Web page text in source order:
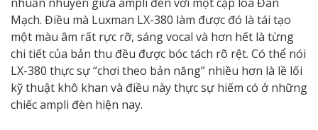
Mạch. Điều mà Luxman LX-380 làm được đó là tái tạo
một màu âm rất rực rỡ, sáng vocal và hơn hết là từng
chi tiết của bản thu đều được bóc tách rõ rệt. Có thể nói
LX-380 thực sự “chơi theo bản năng” nhiều hơn là lề lối
kỹ thuật khô khan và điều này thực sự hiếm có ở những
chiếc ampli đèn hiện nay.